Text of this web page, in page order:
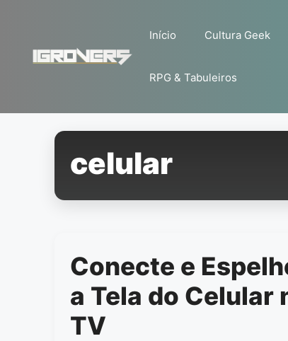
conteúdo
Início Cultura Geek
RPG & Tabuleiros
celular
Conecte e
a Tela do Celular
TV